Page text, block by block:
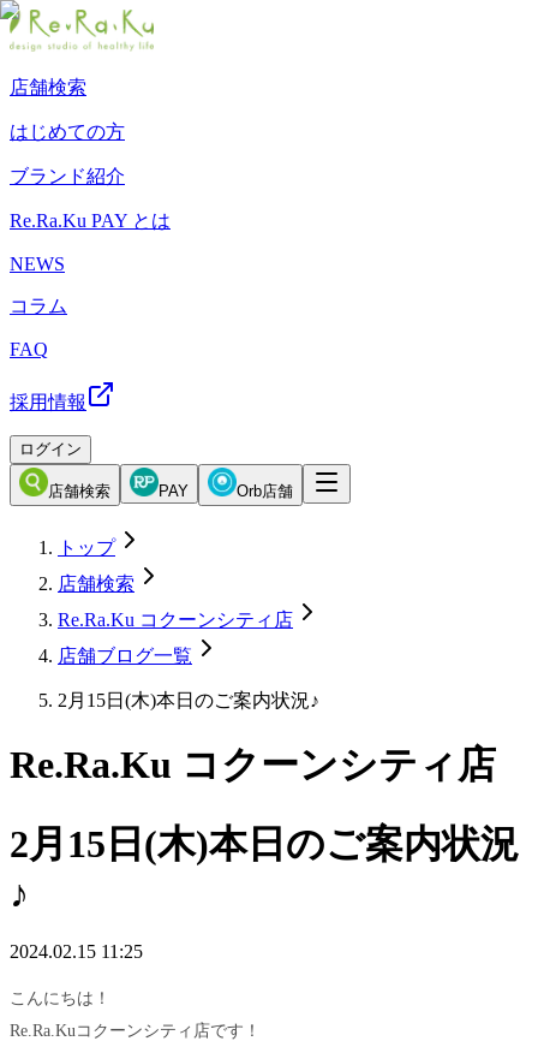
店舗検索
はじめての方
ブランド紹介
Re.Ra.Ku PAY とは
NEWS
コラム
FAQ
採用情報
ログイン
店舗検索 PAY Orb店舗
トップ
店舗検索
Re.Ra.Ku コクーンシティ店
店舗ブログ一覧
2月15日(木)本日のご案内状況♪
Re.Ra.Ku コクーンシティ店
2月15日(木)本日のご案内状況
♪
2024.02.15 11:25
こんにちは！
Re.Ra.Kuコクーンシティ店です！